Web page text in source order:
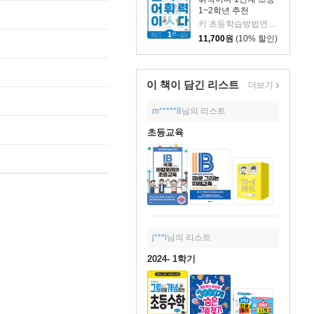
1~2학년 추천
키 초등학습방법연구소 저
11,700원 (10% 할인)
이 책이 담긴 리스트 더보기
m*****8님의 리스트
초등교육
j***l 님의 리스트
2024- 1학기